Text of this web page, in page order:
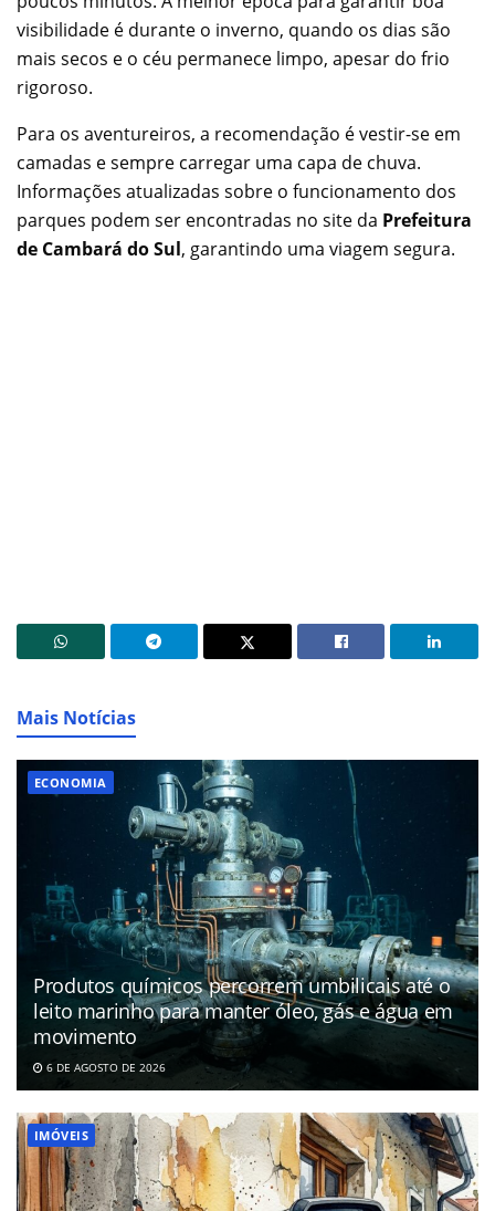
visibilidade é durante o inverno, quando os dias são
mais secos e o céu permanece limpo, apesar do frio
rigoroso.
Para os aventureiros, a recomendação é vestir-se em
camadas e sempre carregar uma capa de chuva.
Informações atualizadas sobre o funcionamento dos
parques podem ser encontradas no site da Prefeitura
de Cambará do Sul, garantindo uma viagem segura.
Mais Notícias
ECONOMIA
Produtos químicos percorrem umbilicais até o
leito marinho para manter óleo, gás e água em
movimento
6 DE AGOSTO DE 2026
IMÓVEIS